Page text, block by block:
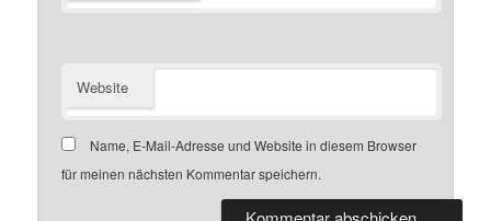
Website
Name, E-Mail-Adresse und Website in diesem Browser
für meinen nächsten Kommentar speichern.